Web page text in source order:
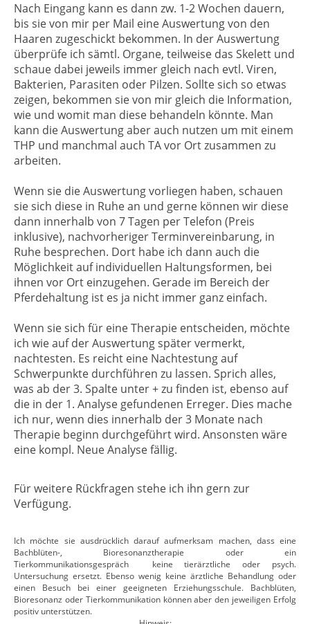
Nach Eingang kann es dann zw. 1-2 Wochen dauern,
bis sie von mir per Mail eine Auswertung von den
Haaren zugeschickt bekommen. In der Auswertung
überprüfe ich sämtl. Organe, teilweise das Skelett und
schaue dabei jeweils immer gleich nach evtl. Viren,
Bakterien, Parasiten oder Pilzen. Sollte sich so etwas
zeigen, bekommen sie von mir gleich die Information,
wie und womit man diese behandeln könnte. Man
kann die Auswertung aber auch nutzen um mit einem
THP und manchmal auch TA vor Ort zusammen zu
arbeiten.
Wenn sie die Auswertung vorliegen haben, schauen
sie sich diese in Ruhe an und gerne können wir diese
dann innerhalb von 7 Tagen per Telefon (Preis
inklusive), nachvorheriger Terminvereinbarung, in
Ruhe besprechen. Dort habe ich dann auch die
Möglichkeit auf individuellen Haltungsformen, bei
ihnen vor Ort einzugehen. Gerade im Bereich der
Pferdehaltung ist es ja nicht immer ganz einfach.
Wenn sie sich für eine Therapie entscheiden, möchte
ich wie auf der Auswertung später vermerkt,
nachtesten. Es reicht eine Nachtestung auf
Schwerpunkte durchführen zu lassen. Sprich alles,
was ab der 3. Spalte unter + zu finden ist, ebenso auf
die in der 1. Analyse gefundenen Erreger. Dies mache
ich nur, wenn dies innerhalb der 3 Monate nach
Therapie beginn durchgeführt wird. Ansonsten wäre
eine kompl. Neue Analyse fällig.
Für weitere Rückfragen stehe ich ihn gern zur
Verfügung.
Ich möchte sie ausdrücklich darauf aufmerksam machen, dass eine
Bachblüten-, Bioresonanztherapie oder ein
Tierkommunikationsgespräch keine tierärztliche oder psych.
Untersuchung ersetzt. Ebenso wenig keine ärztliche Behandlung oder
einen Besuch bei einer geeigneten Erziehungsschule. Bachblüten,
Bioresonanz oder Tierkommunikation können aber den jeweiligen Erfolg
positiv unterstützen.